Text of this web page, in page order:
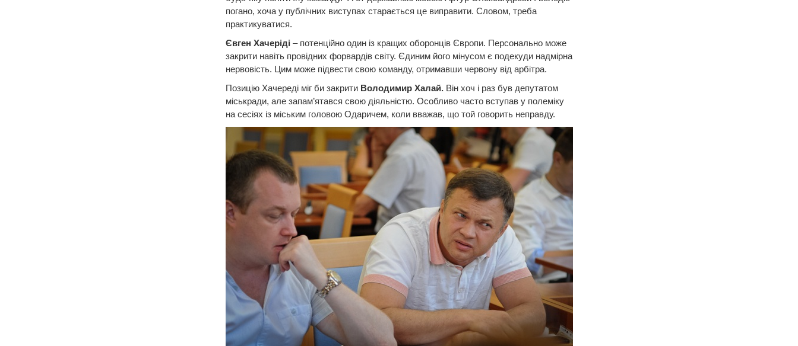
погано, хоча у публічних виступах старається це виправити. Словом, треба
практикуватися.
Євген Хачеріді – потенційно один із кращих оборонців Європи. Персонально може
закрити навіть провідних форвардів світу. Єдиним його мінусом є подекуди надмірна
нервовість. Цим може підвести свою команду, отримавши червону від арбітра.
Позицію Хачереді міг би закрити Володимир Халай.Він хоч і раз був депутатом
міськради, але запам’ятався свою діяльністю. Особливо часто вступав у полеміку
на сесіях із міським головою Одаричем, коли вважав, що той говорить неправду.